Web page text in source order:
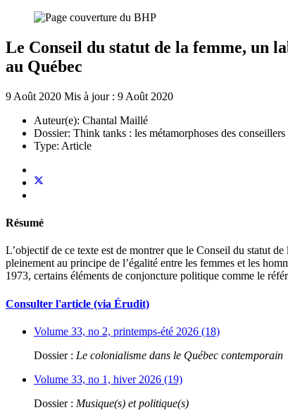
Le Conseil du statut de la femme, un
au Québec
9 Août 2020 Mis à jour : 9 Août 2020
Auteur(e): Chantal Maillé
Dossier: Think tanks : les métamorphoses des
Type: Article
Résumé
L’objectif de ce texte est de montrer que le Conseil du statut
pleinement au principe de l’égalité entre les femmes et les
1973, certains éléments de conjoncture politique comme le
Consulter l'article (via Érudit)
Volume 33, no 2, printemps-été 2026 (18)
Dossier : Le colonialisme dans le Québec contemporain
Volume 33, no 1, hiver 2026 (19)
Dossier : Musique(s) et politique(s)